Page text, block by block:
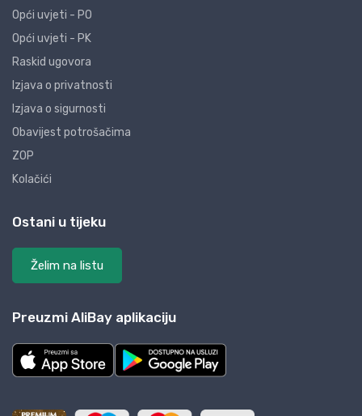
Opći uvjeti - PO
Opći uvjeti - PK
Raskid ugovora
Izjava o privatnosti
Izjava o sigurnosti
Obavijest potrošačima
ZOP
Kolačići
Ostani u tijeku
Želim na listu
Preuzmi AliBay aplikaciju